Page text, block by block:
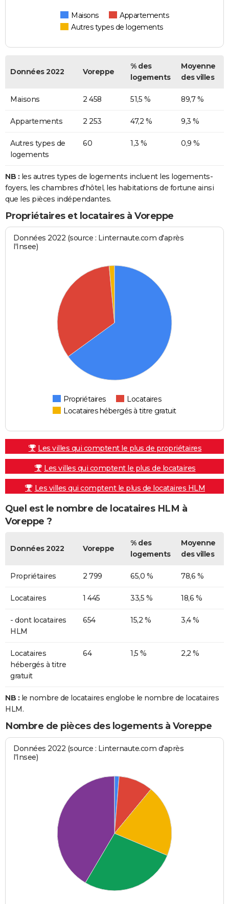
Maisons
Appartements
Autres types de logements
Données 2022 Voreppe
% des
logements
Moyenne
des villes
Maisons 2 458 51,5 % 89,7 %
Appartements 2 253 47,2 % 9,3 %
Autres types de
logements
60 1,3 % 0,9 %
NB : les autres types de logements incluent les logements-
foyers, les chambres d'hôtel, les habitations de fortune ainsi
que les pièces indépendantes.
Propriétaires et locataires à Voreppe
Données 2022 (source : Linternaute.com d'après
l'Insee)
Propriétaires
Locataires
Locataires hébergés à titre gratuit
Les villes qui comptent le plus de propriétaires
Les villes qui comptent le plus de locataires
Les villes qui comptent le plus de locataires HLM
Quel est le nombre de locataires HLM à
Voreppe ?
Données 2022 Voreppe
% des
logements
Moyenne
des villes
Propriétaires 2 799 65,0 % 78,6 %
Locataires 1 445 33,5 % 18,6 %
- dont locataires
HLM
654 15,2 % 3,4 %
Locataires
hébergés à titre
gratuit
64 1,5 % 2,2 %
NB : le nombre de locataires englobe le nombre de locataires
HLM.
Nombre de pièces des logements à Voreppe
Données 2022 (source : Linternaute.com d'après
l'Insee)